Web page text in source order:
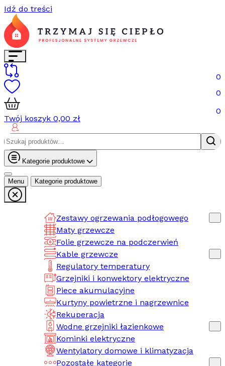
Idź do treści
0
0
0
Twój koszyk 0,00 zł
Szukaj:
Kategorie produktowe
Menu Kategorie produktowe
Zestawy ogrzewania podłogowego
Maty grzewcze
Folie grzewcze na podczerwień
Kable grzewcze
Regulatory temperatury
Grzejniki i konwektory elektryczne
Piece akumulacyjne
Kurtyny powietrzne i nagrzewnice
Rekuperacja
Wodne grzejniki łazienkowe
Kominki elektryczne
Wentylatory domowe i klimatyzacja
Pozostałe kategorie